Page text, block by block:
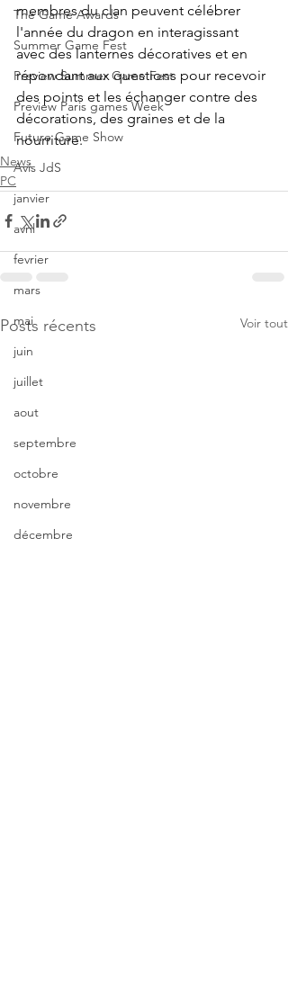
The Game Awards
Summer Game Fest
Preview Summer Game Fest
Preview Paris games Week
Future Game Show
Avis JdS
janvier
avril
fevrier
mars
mai
juin
juillet
aout
septembre
octobre
novembre
décembre
membres du clan peuvent célébrer
l'année du dragon en interagissant
avec des lanternes décoratives et en
répondant aux questions pour recevoir
des points et les échanger contre des
décorations, des graines et de la
nourriture.
News
PC
Posts récents Voir tout